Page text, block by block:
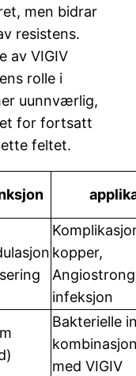
men bidrar
resistens.
av VIGIV
rolle i
uunnværlig,
for fortsatt
feltet.
kopper,
infeksjon
Bakterielle
med VIGIV